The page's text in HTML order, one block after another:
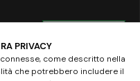
PRIVACY
come descritto nella
che potrebbero includere il